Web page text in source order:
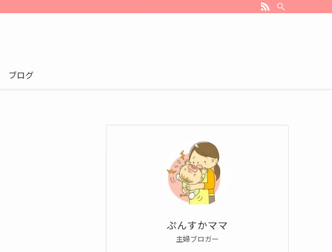
ブログ
ぷんすかママ
主婦ブロガー